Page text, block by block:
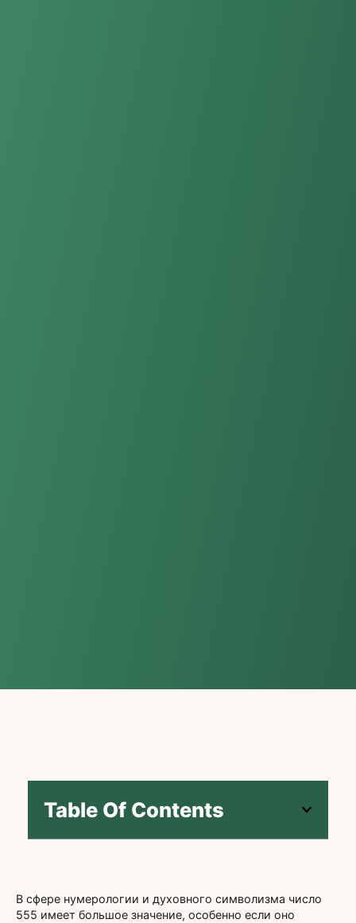
Table Of Contents
В сфере нумерологии и духовного символизма число
555 имеет большое значение, особенно если оно